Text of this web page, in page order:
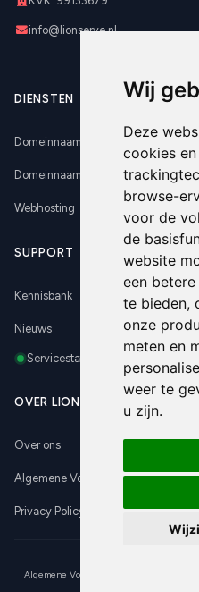
Wij
Deze
cookies
browse-
voor de
de
website
een
te bieden,
onze
meten en
weer te
u zijn.
info@lionserve.nl
DIENSTEN
Domeinnaam registreren
Domeinnaam verhuizen
Webhosting
SUPPORT
Kennisbank
Nieuws
Servicestatus
OVER LIONSERVE
Over ons
Algemene Voorwaarden
Privacy Policy
Algemene Voorwaarden